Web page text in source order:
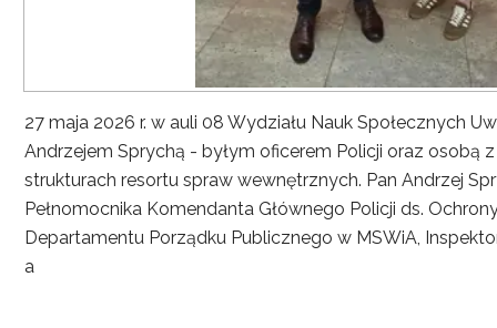
27 maja 2026 r. w auli 08 Wydziału Nauk Społecznych
Andrzejem Sprychą - byłym oficerem Policji oraz osobą
strukturach resortu spraw wewnętrznych. Pan Andrzej
Pełnomocnika Komendanta Głównego Policji ds.
Departamentu Porządku Publicznego w MSWiA,
a